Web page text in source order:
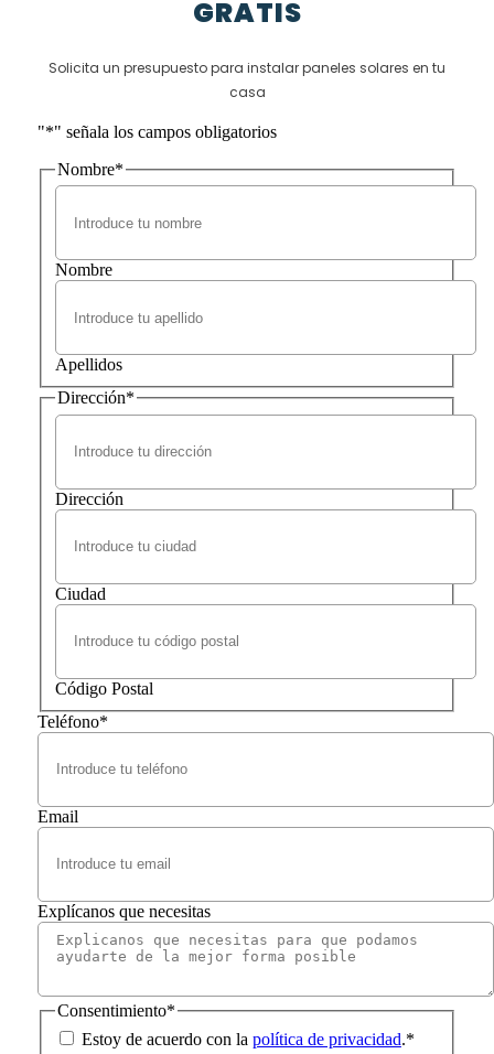
GRATIS
Solicita un presupuesto para instalar paneles solares en tu
casa
"*" señala los campos obligatorios
Nombre*
Nombre
Apellidos
Dirección*
Dirección
Ciudad
Código Postal
Teléfono*
Email
Explícanos que necesitas
Consentimiento*
Estoy de acuerdo con la política de privacidad.*